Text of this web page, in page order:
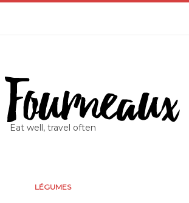
Eat well, travel often
LÉGUMES